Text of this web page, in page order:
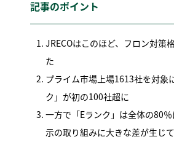
記事のポイント
JRECOはこのほど、フロン対策
た
プライム市場上場1613社を対象
ク」が初の100社超に
一方で「Eランク」は全体の80
示の取り組みに大きな差が生じ